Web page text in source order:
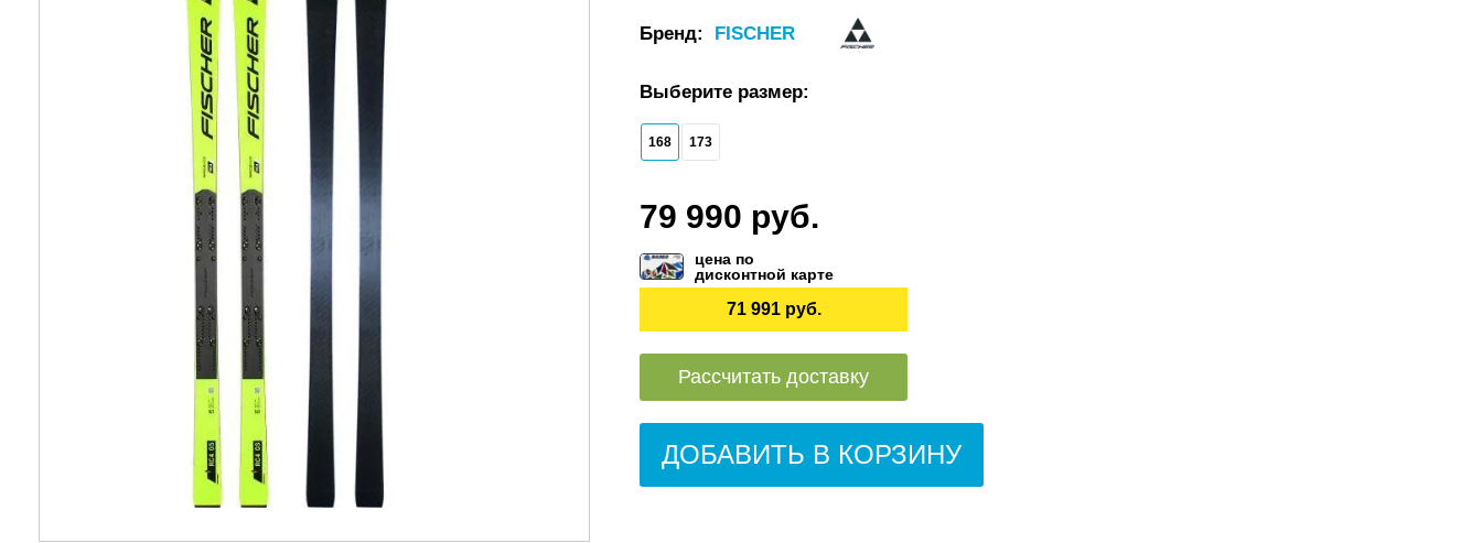
Бренд: FISCHER
Выберите размер:
168 173
79 990 руб.
цена по
дисконтной карте
71 991 руб.
Рассчитать доставку
ДОБАВИТЬ В КОРЗИНУ